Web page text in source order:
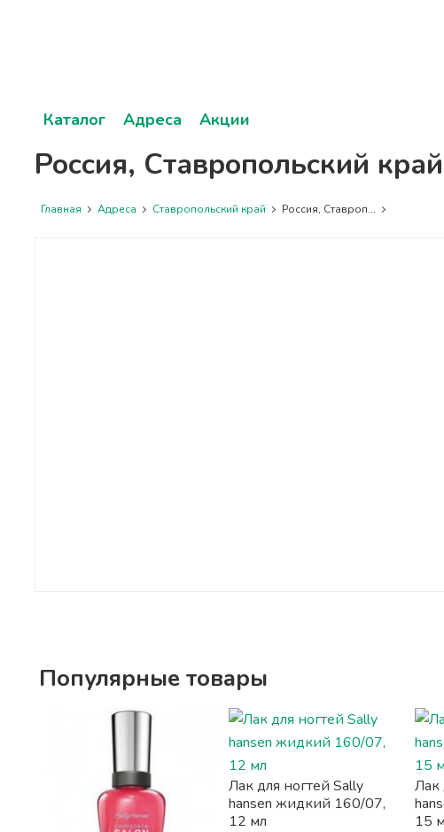
Каталог Адреса Акции
Россия, Ставропольский
Главная Адреса Ставропольский край Россия, Ставроп...
Популярные товары
Лак для ногтей Sally
hansen жидкий 160/07,
12 мл
Лак
15